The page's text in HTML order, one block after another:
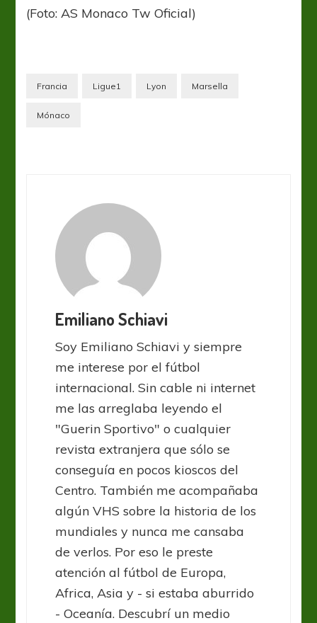
(Foto: AS Monaco Tw Oficial)
Francia Ligue1 Lyon Marsella
Mónaco
Emiliano Schiavi
Soy Emiliano Schiavi y siempre
me interese por el fútbol
internacional. Sin cable ni internet
me las arreglaba leyendo el
"Guerin Sportivo" o cualquier
revista extranjera que sólo se
conseguía en pocos kioscos del
Centro. También me acompañaba
algún VHS sobre la historia de los
mundiales y nunca me cansaba
de verlos. Por eso le preste
atención al fútbol de Europa,
Africa, Asia y - si estaba aburrido
- Oceanía. Descubrí un medio